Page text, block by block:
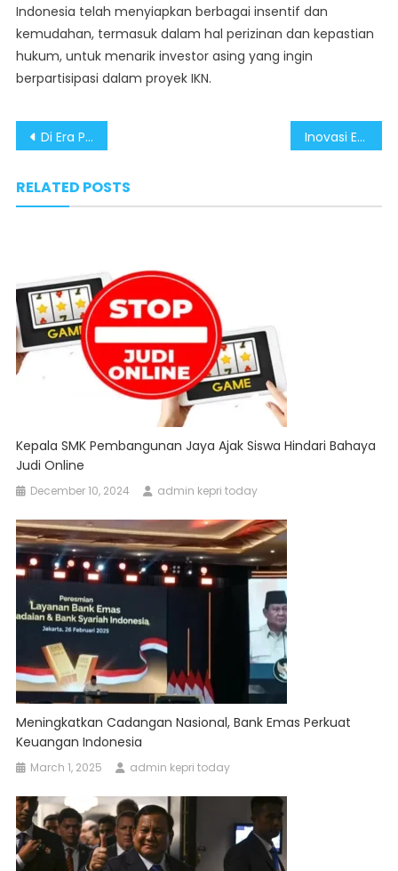
Indonesia telah menyiapkan berbagai insentif dan
kemudahan, termasuk dalam hal perizinan dan kepastian
hukum, untuk menarik investor asing yang ingin
berpartisipasi dalam proyek IKN.
Post
Di Era Pemerintahan Prabowo-Gibran, Berbagai Negara Buka Jalan Investasi di IKN Inovasi Ekonomi Presiden Prabowo Untuk Mendorong Pertumbuhan Yang Merata
RELATED POSTS
Kepala SMK Pembangunan Jaya Ajak Siswa Hindari Bahaya
Judi Online
December 10, 2024 admin kepri today
Meningkatkan Cadangan Nasional, Bank Emas Perkuat
Keuangan Indonesia
March 1, 2025 admin kepri today